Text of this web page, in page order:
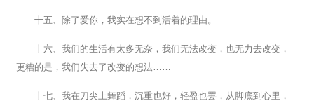
十五、除了爱你，我实在想不到活着的理由。
十六、我们的生活有太多无奈，我们无法改变，也无力去改变，
更糟的是，我们失去了改变的想法……
十七、我在刀尖上舞蹈，沉重也好，轻盈也罢，从脚底到心里，